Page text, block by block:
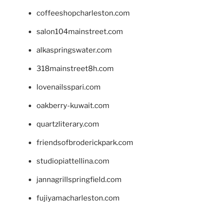
coffeeshopcharleston.com
salon104mainstreet.com
alkaspringswater.com
318mainstreet8h.com
lovenailsspari.com
oakberry-kuwait.com
quartzliterary.com
friendsofbroderickpark.com
studiopiattellina.com
jannagrillspringfield.com
fujiyamacharleston.com